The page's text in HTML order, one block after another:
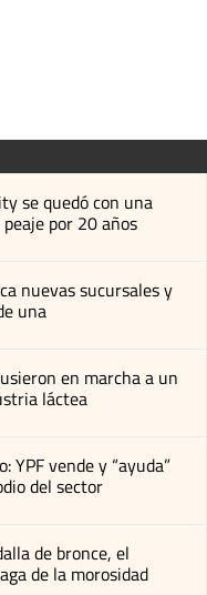
se quedó con una
por 20 años
nuevas sucursales y
una
en marcha a un
láctea
YPF vende y “ayuda”
del sector
de bronce, el
de la morosidad